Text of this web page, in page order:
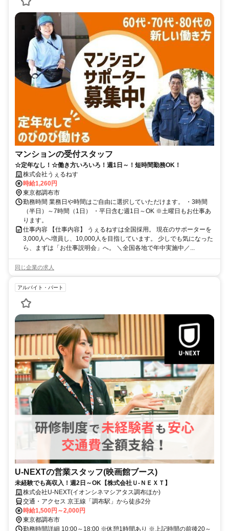
マンションの受付スタッフ
☆定年なし！☆働き方いろいろ！週1日～！短時間勤務OK！
株式会社うぇるねす
時給1,260円
東京都調布市
勤務時間 業務日や時間はご自由に選択していただけます。 ・3時間
（半日）～7時間（1日） ・平日含む週1日～OK ※土曜日もお仕事あ
ります。
仕事内容 【仕事内容】 うぇるねすは全国採用。 現在のサポーターを
3,000人へ増員し、10,000人を目指しています。 少しでも気になった
ら、まずは「お仕事説明会」へ。 ＼全国各地で年中実施中／...
同じ企業の求人
アルバイト・パート
U-NEXTの営業スタッフ(映画館ブース)
未経験でも高収入！週2日～OK【株式会社Ｕ-ＮＥＸＴ】
株式会社U-NEXT(イオンシネマシアタス調布ほか)
交通・アクセス 京王線「調布駅」から徒歩2分
時給1,500円～2,000円
東京都調布市
勤務時間詳細 10:00～18:00 ※休憩1時間あり ※上記時間の前後20～